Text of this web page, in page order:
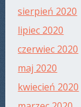
sierpień 2020
lipiec 2020
czerwiec 2020
maj 2020
kwiecień 2020